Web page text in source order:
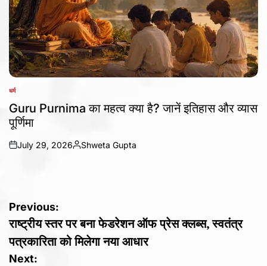
POSTED
IN
धर्म
Guru Purnima का महत्व क्या है? जानें इतिहास और व्यास
पूर्णिमा
on
July 29, 2026
Posted
Shweta Gupta
Post
navigation
Previous:
राष्ट्रीय स्तर पर बना फेडरेशन ऑफ प्रेस क्लब्स, स्वतंत्र
पत्रकारिता को मिलेगा नया आधार
Next: